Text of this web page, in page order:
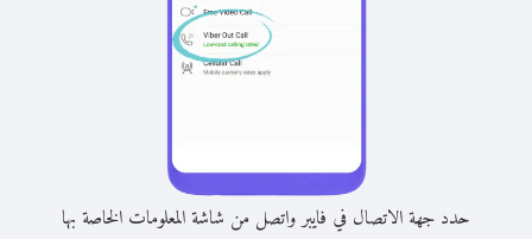
حدد جهة الاتصال في فايبر واتصل من شاشة المعلومات الخاصة بها